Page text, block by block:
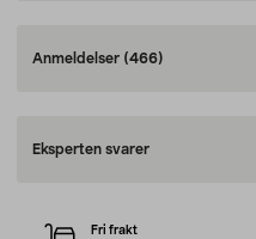
Anmeldelser (466)
Eksperten svarer
Fri frakt